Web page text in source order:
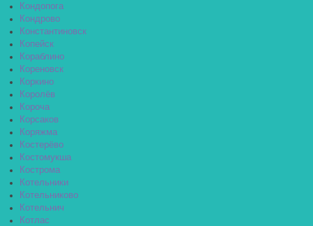
Кондопога
Кондрово
Константиновск
Копейск
Кораблино
Кореновск
Коркино
Королёв
Короча
Корсаков
Коряжма
Костерёво
Костомукша
Кострома
Котельники
Котельниково
Котельнич
Котлас